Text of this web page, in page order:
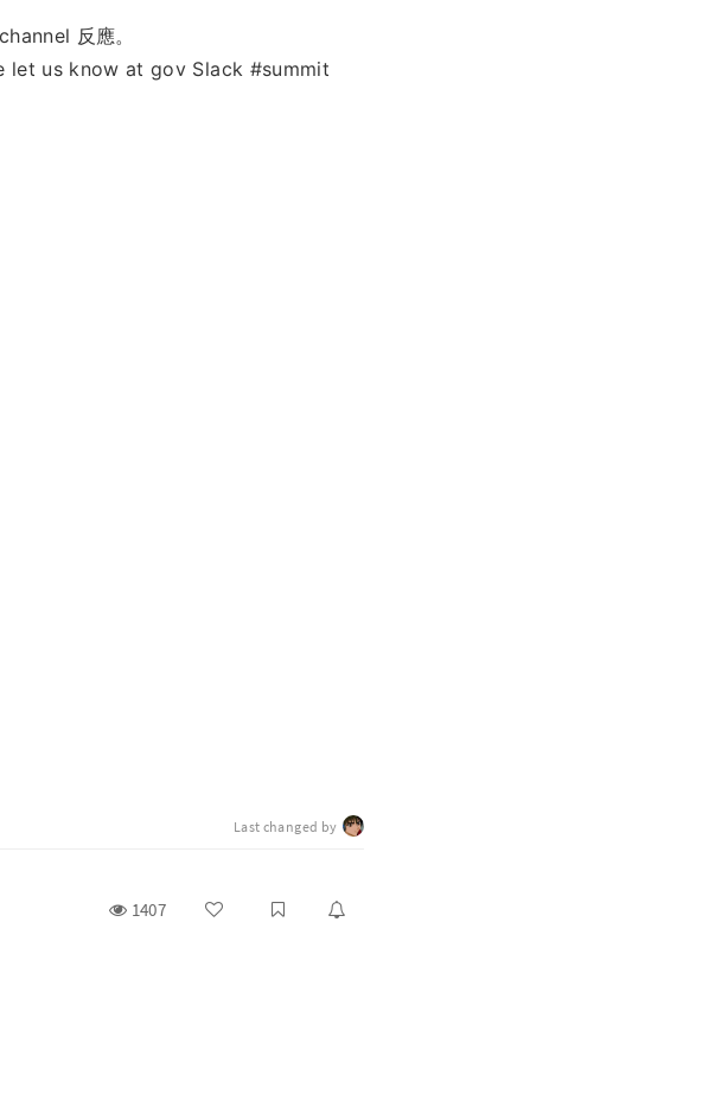
反應。
us know at gov Slack #summit
Last changed by
1407